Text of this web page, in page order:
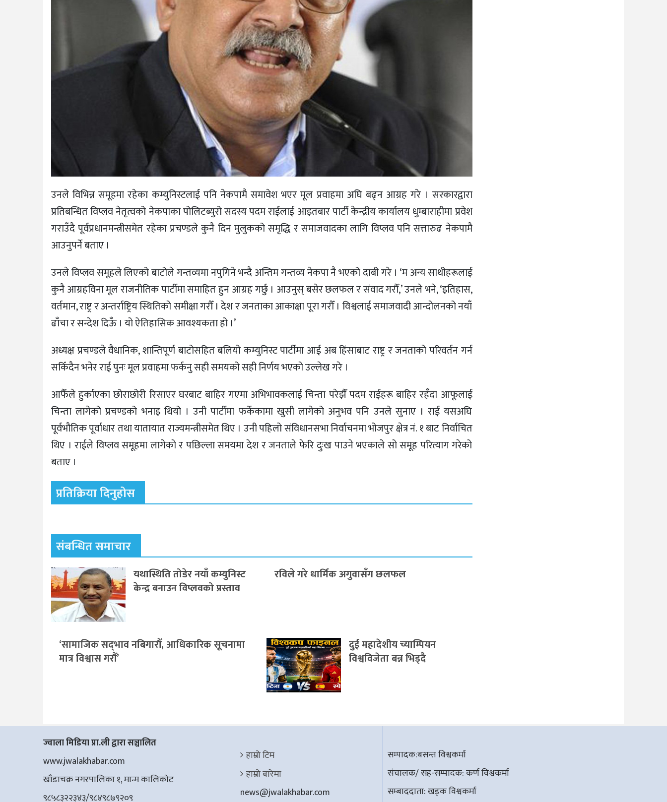
उनले विभिन्न समूहमा रहेका कम्युनिस्टलाई पनि नेकपामै समावेश भएर मूल प्रवाहमा अघि बढ्न आग्रह गरे । सरकारद्वारा
प्रतिबन्धित विप्लव नेतृत्वको नेकपाका पोलिटब्युरो सदस्य पदम राईलाई आइतबार पार्टी केन्द्रीय कार्यालय धुम्बाराहीमा प्रवेश
गराउँदै पूर्वप्रधानमन्त्रीसमेत रहेका प्रचण्डले कुनै दिन मुलुकको समृद्धि र समाजवादका लागि विप्लव पनि सत्तारुढ नेकपामै
आउनुपर्ने बताए ।
उनले विप्लव समूहले लिएको बाटोले गन्तव्यमा नपुगिने भन्दै अन्तिम गन्तव्य नेकपा नै भएको दाबी गरे । ‘म अन्य साथीहरूलाई
कुनै आग्रहविना मूल राजनीतिक पार्टीमा समाहित हुन आग्रह गर्छु । आउनुस् बसेर छलफल र संवाद गरौँ,’ उनले भने, ‘इतिहास,
वर्तमान, राष्ट्र र अन्तर्राष्ट्रिय स्थितिको समीक्षा गरौँ । देश र जनताका आकाक्षा पूरा गरौँ । विश्वलाई समाजवादी आन्दोलनको नयाँ
ढाँचा र सन्देश दिऊँ । यो ऐतिहासिक आवश्यकता हो ।’
अध्यक्ष प्रचण्डले वैधानिक, शान्तिपूर्ण बाटोसहित बलियो कम्युनिस्ट पार्टीमा आई अब हिंसाबाट राष्ट्र र जनताको परिवर्तन गर्न
सकिँदैन भनेर राई पुनः मूल प्रवाहमा फर्कनु सही समयको सही निर्णय भएको उल्लेख गरे ।
आफैँले हुर्काएका छोराछोरी रिसाएर घरबाट बाहिर गएमा अभिभावकलाई चिन्ता परेझैँ पदम राईहरू बाहिर रहँदा आफूलाई
चिन्ता लागेको प्रचण्डको भनाइ थियो । उनी पार्टीमा फर्केकामा खुसी लागेको अनुभव पनि उनले सुनाए । राई यसअघि
पूर्वभौतिक पूर्वाधार तथा यातायात राज्यमन्त्रीसमेत थिए । उनी पहिलो संविधानसभा निर्वाचनमा भोजपुर क्षेत्र नं. १ बाट निर्वाचित
थिए । राईले विप्लव समूहमा लागेको र पछिल्ला समयमा देश र जनताले फेरि दुःख पाउने भएकाले सो समूह परित्याग गरेको
बताए ।
प्रतिक्रिया दिनुहोस
संबन्धित समाचार
यथास्थिति तोडेर नयाँ कम्युनिस्ट
केन्द्र बनाउन विप्लवको प्रस्ताव
रविले गरे धार्मिक अगुवासँग छलफल
‘सामाजिक सद्‌भाव नबिगारौँ, आधिकारिक सूचनामा
मात्र विश्वास गरौँ’
दुई महादेशीय च्याम्पियन
विश्वविजेता बन्न भिड्दै
ज्वाला मिडिया प्रा.ली द्वारा सञ्चालित
www.jwalakhabar.com
खाँडाचक्र नगरपालिका १, मान्म कालिकाेट
९८५८३२२३४३/९८४९८७९२०९
हाम्रो टिम
हाम्रो बारेमा
news@jwalakhabar.com
सम्पादक:बसन्त विश्वकर्मा
संचालक/ सह-सम्पादक: कर्ण विश्वकर्मा
सम्बाददाता: खड्क विश्वकर्मा